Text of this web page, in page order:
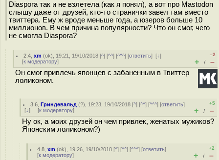
Diaspora так и не взлетела (как я понял), а вот про Mastodon
слышу даже от друзей, кто-то странички завел там вместо
твиттера. Ему ж вроде меньше года, а юзеров больше 10
миллионов. В чем причина популярности? Что он смог, чего
не смогла Diaspora?
2.4 ,xm (ok), 19:21, 19/10/2018 [^] [^^] [^^^] [ответить][↓]
[к модератору]
–2
+ / –
Он смог привлечь японцев с забаненным в Твиттер
лоликоном.
3.6 ,Гриндевальд (?), 19:23, 19/10/2018 [^] [^^] [^^^] [ответить]
[↓] [к модератору]
+5
+ / –
Ну ок, а моих друзей он чем привлек, женатых мужиков?
Японским лоликоном?)
4.8 ,xm (ok), 19:26, 19/10/2018 [^] [^^] [^^^] [ответить]
[к модератору]
+2
+ / –